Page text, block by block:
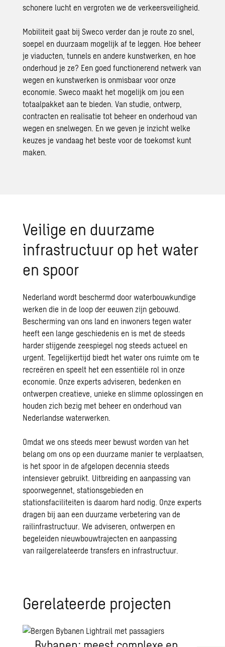
schonere lucht en vergroten we de verkeersveiligheid.
Mobiliteit gaat bijSweco verder dan je route zo snel,
soepel en duurzaam mogelijk af te leggen. Hoe beheer
je viaducten, tunnels en andere kunstwerken, en hoe
onderhoud je ze? Een goed functionerend netwerk van
wegen en kunstwerken is onmisbaar voor onze
economie.Sweco maakt het mogelijk om jou een
totaalpakket aan te bieden. Van studie, ontwerp,
contracten en realisatie tot beheer en onderhoud van
wegen en snelwegen. En we geven je inzicht welke
keuzes je vandaag het beste voor de toekomst kunt
maken.
Veilige en duurzame
infrastructuur op het water
en spoor
Nederland wordt beschermd door waterbouwkundige
werken die in de loop der eeuwen zijn gebouwd.
Bescherming van ons land en inwoners tegen water
heeft een lange geschiedenis en is met de steeds
harder stijgende zeespiegel nog steeds actueel en
urgent. Tegelijkertijd biedt het water ons ruimte om te
recreëren en speelt het een essentiële rol in onze
economie. Onze experts adviseren, bedenken en
ontwerpen creatieve, unieke en slimme oplossingen en
houden zich bezig met beheer en onderhoud van
Nederlandse waterwerken.
Omdat we ons steeds meer bewust worden van het
belang om ons op een duurzame manier te verplaatsen,
is het spoor in de afgelopen decennia steeds
intensiever gebruikt. Uitbreiding en aanpassing van
spoorwegennet, stationsgebieden en
stationsfaciliteiten is daarom hard nodig. Onze experts
dragen bij aan een duurzame verbetering van de
railinfrastructuur. We adviseren, ontwerpen en
begeleiden nieuwbouwtrajecten en aanpassing
van railgerelateerde transfers en infrastructuur.
Ge­re­la­teer­de pro­jec­ten